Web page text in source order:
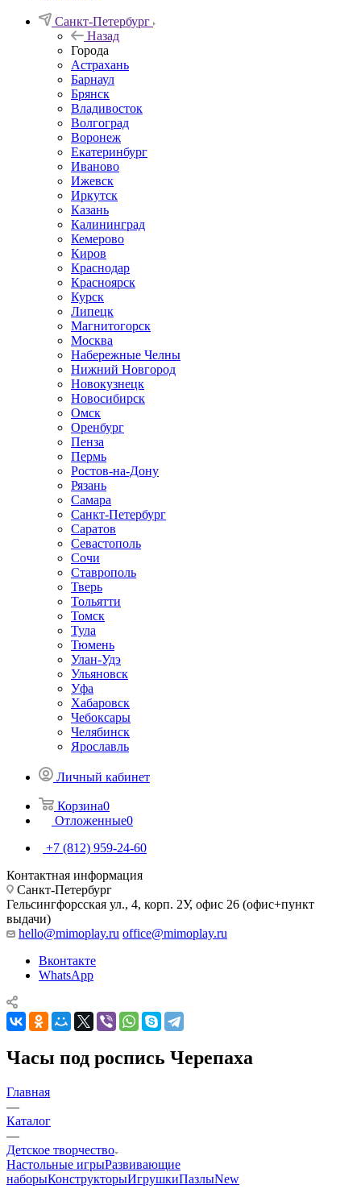
Санкт-Петербург
Назад
Города
Астрахань
Барнаул
Брянск
Владивосток
Волгоград
Воронеж
Екатеринбург
Иваново
Ижевск
Иркутск
Казань
Калининград
Кемерово
Киров
Краснодар
Красноярск
Курск
Липецк
Магнитогорск
Москва
Набережные Челны
Нижний Новгород
Новокузнецк
Новосибирск
Омск
Оренбург
Пенза
Пермь
Ростов-на-Дону
Рязань
Самара
Санкт-Петербург
Саратов
Севастополь
Сочи
Ставрополь
Тверь
Тольятти
Томск
Тула
Тюмень
Улан-Удэ
Ульяновск
Уфа
Хабаровск
Чебоксары
Челябинск
Ярославль
Личный кабинет
Корзина0
Отложенные0
+7 (812) 959-24-60
Контактная информация
Санкт-Петербург
Гельсингфорсская ул., 4, корп. 2У, офис 26 (офис+пункт
выдачи)
hello@mimoplay.ru office@mimoplay.ru
Вконтакте
WhatsApp
Часы под роспись Черепаха
Главная
—
Каталог
—
Детское творчество
Настольные игрыРазвивающие
наборыКонструкторыИгрушкиПазлыNew